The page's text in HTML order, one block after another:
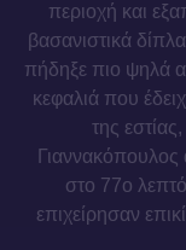
περιοχή και
βασανιστικά
πήδηξε πιο ψηλά
κεφαλιά που
της
στο 77ο
επιχείρησαν